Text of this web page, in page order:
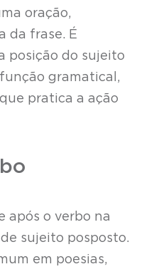
oração,
da frase. É
posição do sujeito
gramatical,
pratica a ação
após o verbo na
sujeito posposto.
em poesias,